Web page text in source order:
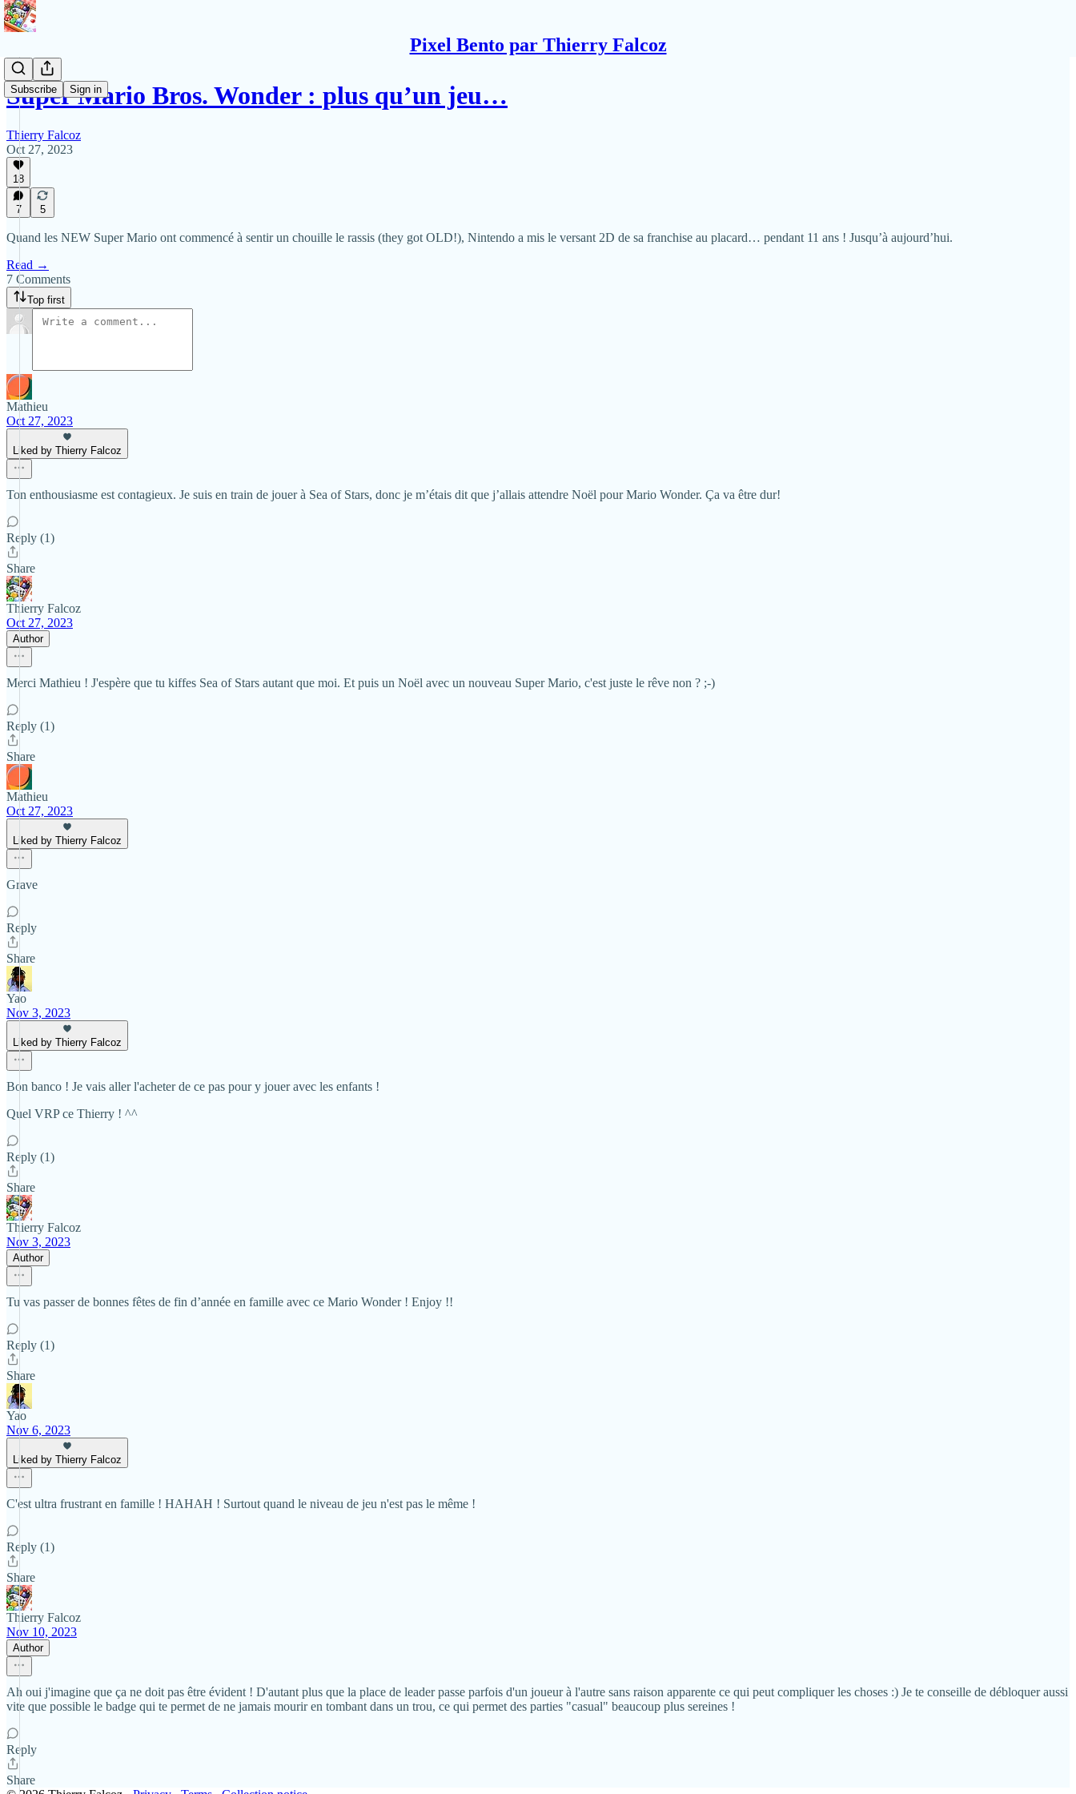
Pixel Bento par Thierry Falcoz
Subscribe Sign in
Super Mario Bros. Wonder : plus qu’un jeu…
Thierry Falcoz
Oct 27, 2023
18
7 5
Quand les NEW Super Mario ont commencé à sentir un chouille le rassis (they got OLD!), Nintendo a mis le versant 2D de sa franchise au placard… pendant 11 ans ! Jusqu’à aujourd’hui.
Read →
7 Comments
Top first
Mathieu
Oct 27, 2023
Liked by Thierry Falcoz
Ton enthousiasme est contagieux. Je suis en train de jouer à Sea of Stars, donc je m’étais dit que j’allais attendre Noël pour Mario Wonder. Ça va être dur!
Reply (1)
Share
Thierry Falcoz
Oct 27, 2023
Author
Merci Mathieu ! J'espère que tu kiffes Sea of Stars autant que moi. Et puis un Noël avec un nouveau Super Mario, c'est juste le rêve non ? ;-)
Reply (1)
Share
Mathieu
Oct 27, 2023
Liked by Thierry Falcoz
Grave
Reply
Share
Yao
Nov 3, 2023
Liked by Thierry Falcoz
Bon banco ! Je vais aller l'acheter de ce pas pour y jouer avec les enfants !
Quel VRP ce Thierry ! ^^
Reply (1)
Share
Thierry Falcoz
Nov 3, 2023
Author
Tu vas passer de bonnes fêtes de fin d’année en famille avec ce Mario Wonder ! Enjoy !!
Reply (1)
Share
Yao
Nov 6, 2023
Liked by Thierry Falcoz
C'est ultra frustrant en famille ! HAHAH ! Surtout quand le niveau de jeu n'est pas le même !
Reply (1)
Share
Thierry Falcoz
Nov 10, 2023
Author
Ah oui j'imagine que ça ne doit pas être évident ! D'autant plus que la place de leader passe parfois d'un joueur à l'autre sans raison apparente ce qui peut compliquer les choses :) Je te conseille de débloquer aussi
vite que possible le badge qui te permet de ne jamais mourir en tombant dans un trou, ce qui permet des parties "casual" beaucoup plus sereines !
Reply
Share